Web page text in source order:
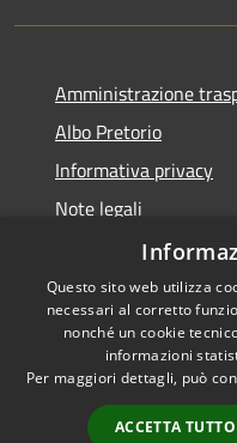
Amministrazione
Albo Pretorio
Informativa privacy
Note legali
Dichiarazione di
RSS
Accessibilità
Questo sito web utilizza
necessari al corretto
nonché un cookie
informazioni
Per maggiori dettagli, può
ACCETTA TUTTO